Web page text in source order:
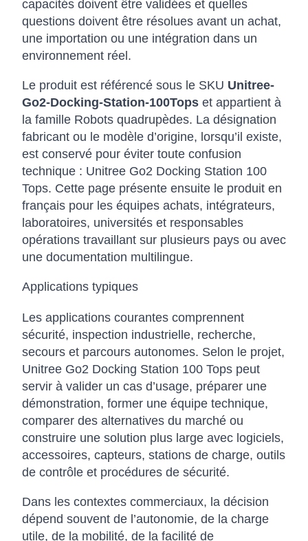
capacités doivent être validées et quelles
questions doivent être résolues avant un achat,
une importation ou une intégration dans un
environnement réel.
Le produit est référencé sous le SKU Unitree-
Go2-Docking-Station-100Tops et appartient à
la famille Robots quadrupèdes. La désignation
fabricant ou le modèle d’origine, lorsqu’il existe,
est conservé pour éviter toute confusion
technique : Unitree Go2 Docking Station 100
Tops. Cette page présente ensuite le produit en
français pour les équipes achats, intégrateurs,
laboratoires, universités et responsables
opérations travaillant sur plusieurs pays ou avec
une documentation multilingue.
Applications typiques
Les applications courantes comprennent
sécurité, inspection industrielle, recherche,
secours et parcours autonomes. Selon le projet,
Unitree Go2 Docking Station 100 Tops peut
servir à valider un cas d’usage, préparer une
démonstration, former une équipe technique,
comparer des alternatives du marché ou
construire une solution plus large avec logiciels,
accessoires, capteurs, stations de charge, outils
de contrôle et procédures de sécurité.
Dans les contextes commerciaux, la décision
dépend souvent de l’autonomie, de la charge
utile, de la mobilité, de la facilité de